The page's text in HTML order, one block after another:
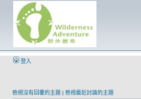
登入
檢視沒有回覆的主題 | 檢視最近討論的主題